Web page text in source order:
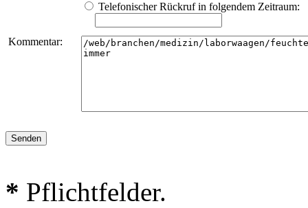
Telefonischer Rückruf in folgendem Zeitraum:
Kommentar:
* Pflichtfelder.